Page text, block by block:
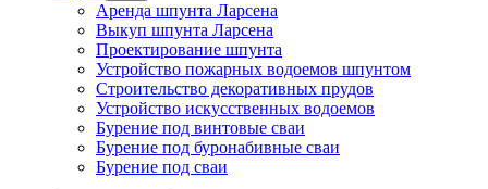
Аренда шпунта Ларсена
Выкуп шпунта Ларсена
Проектирование шпунта
Устройство пожарных водоемов шпунтом
Строительство декоративных прудов
Устройство искусственных водоемов
Бурение под винтовые сваи
Бурение под буронабивные сваи
Бурение под сваи